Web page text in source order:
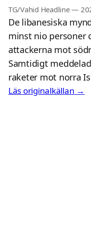
TG/Vahid Headline—
De libanesiska
minst nio personer
attackerna mot
Samtidigt
raketer mot norra
Läs originalkällan →